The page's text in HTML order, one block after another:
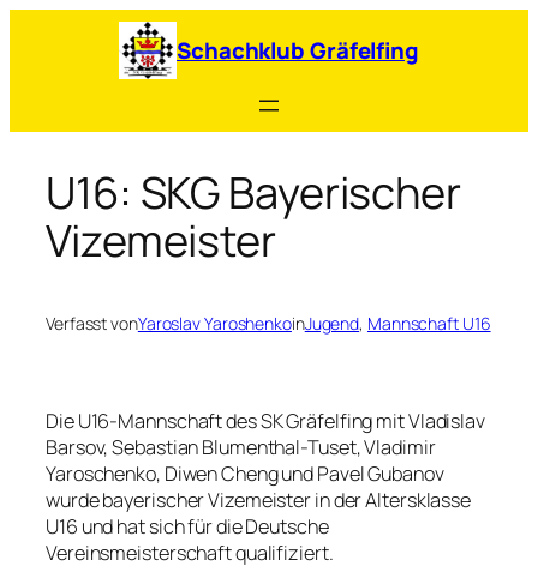
Schachklub Gräfelfing
U16: SKG Bayerischer
Vizemeister
Verfasst vonYaroslav YaroshenkoinJugend, Mannschaft U16
Die U16-Mannschaft des SK Gräfelfing mit Vladislav
Barsov, Sebastian Blumenthal-Tuset, Vladimir
Yaroschenko, Diwen Cheng und Pavel Gubanov
wurde bayerischer Vizemeister in der Altersklasse
U16 und hat sich für die Deutsche
Vereinsmeisterschaft qualifiziert.